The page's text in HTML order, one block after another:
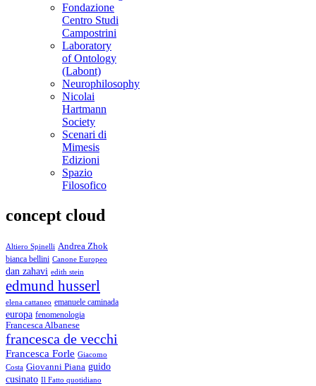
Fondazione
Centro Studi
Campostrini
Laboratory
of Ontology
(Labont)
Neurophilosophy
Nicolai
Hartmann
Society
Scenari di
Mimesis
Edizioni
Spazio
Filosofico
concept cloud
Altiero Spinelli Andrea Zhok
bianca bellini Canone Europeo
dan zahavi edith stein
edmund husserl
elena cattaneo emanuele caminada
europa fenomenologia
Francesca Albanese
francesca de vecchi
Francesca Forle Giacomo
Costa Giovanni Piana guido
cusinato Il Fatto quotidiano